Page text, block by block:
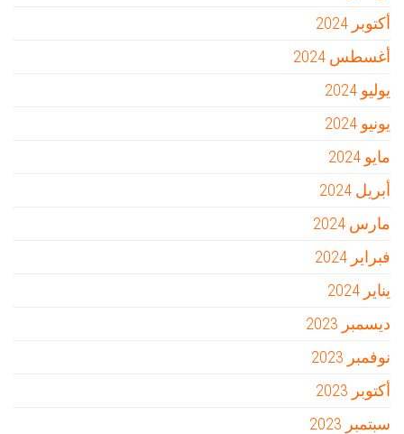
أكتوبر 2024
أغسطس 2024
يوليو 2024
يونيو 2024
مايو 2024
أبريل 2024
مارس 2024
فبراير 2024
يناير 2024
ديسمبر 2023
نوفمبر 2023
أكتوبر 2023
سبتمبر 2023